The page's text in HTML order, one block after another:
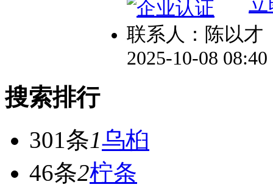
联系人：陈以才
2025-10-08
搜索排行
301条1乌桕
46条2柠条